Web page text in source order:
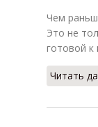
Чем
Это не
готовой
Читать